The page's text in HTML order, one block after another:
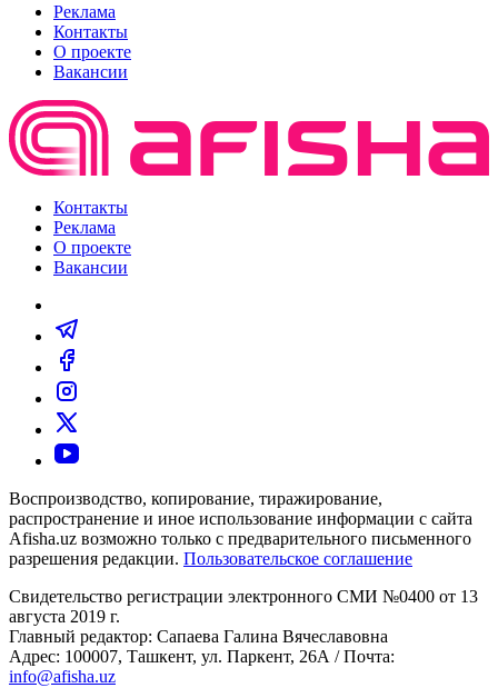
Реклама
Контакты
О проекте
Вакансии
Контакты
Реклама
О проекте
Вакансии
Воспроизводство, копирование, тиражирование,
распространение и иное использование информации с сайта
Afisha.uz возможно только с предварительного письменного
разрешения редакции. Пользовательское соглашение
Свидетельство регистрации электронного СМИ №0400 от 13
августа 2019 г.
Главный редактор: Сапаева Галина Вячеславовна
Адрес: 100007, Ташкент, ул. Паркент, 26А / Почта:
info@afisha.uz